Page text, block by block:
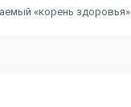
«корень здоровья»